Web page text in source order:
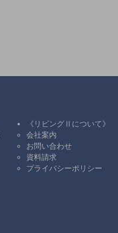
《リビングⅡについて》
会社案内
お問い合わせ
資料請求
プライバシーポリシー